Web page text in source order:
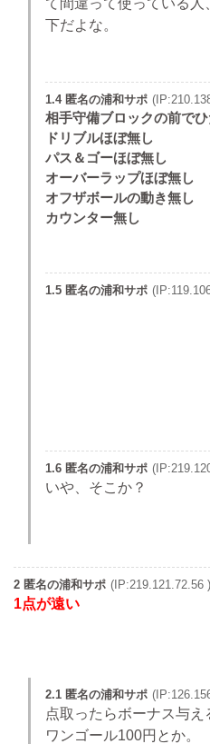
下だよな。
1.4 匿名の浦和サポ
相手守備ブロックの前で
ドリブルほぼ無し
パス＆ゴーほぼ無し
オーバーラップほぼ無し
オフザボールの動き無し
カウンター無し
1.5 匿名の浦和サポ
1.6 匿名の浦和サポ
いや、そこか？
2 匿名の浦和サポ (IP:219.121.72.56 )
1点が遠い
2.1 匿名の浦和サポ
点取ったらボーナス与え
ワンゴール100円とか。